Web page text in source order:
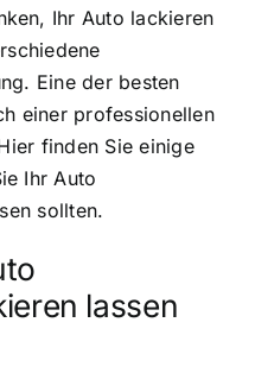
Ihr Auto lackieren
Eine der besten
einer professionellen
finden Sie einige
Ihr Auto
sollten.
lassen